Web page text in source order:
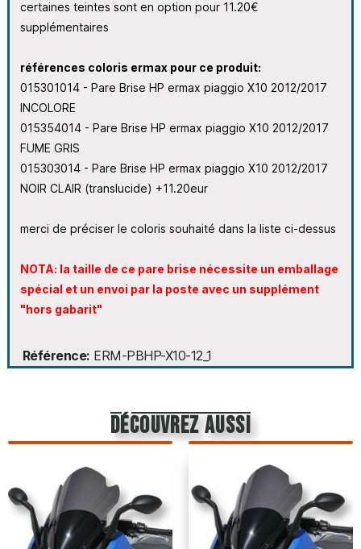
certaines teintes sont en option pour 11.20€
supplémentaires
références coloris ermax pour ce produit:
015301014 - Pare Brise HP ermax piaggio X10 2012/2017
INCOLORE
015354014 - Pare Brise HP ermax piaggio X10 2012/2017
FUME GRIS
015303014 - Pare Brise HP ermax piaggio X10 2012/2017
NOIR CLAIR (translucide) +11.20eur
merci de préciser le coloris souhaité dans la liste ci-dessus
NOTA: la taille de ce pare brise nécessite un emballage
spécial et un envoi par la poste avec un supplément
"hors gabarit"
Référence ERM-PBHP-X10-12_1
découvrez aussi